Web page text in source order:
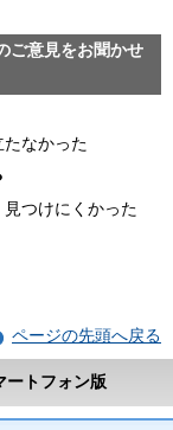
ご意見をお聞かせ
たなかった
見つけにくかった
ページの先頭へ戻る
ートフォン版